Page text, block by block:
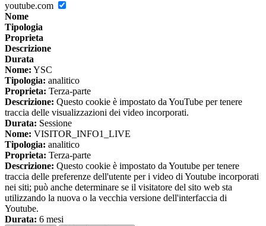
youtube.com
Nome
Tipologia
Proprieta
Descrizione
Durata
Nome: YSC
Tipologia: analitico
Proprieta: Terza-parte
Descrizione: Questo cookie è impostato da YouTube per tenere
traccia delle visualizzazioni dei video incorporati.
Durata: Sessione
Nome: VISITOR_INFO1_LIVE
Tipologia: analitico
Proprieta: Terza-parte
Descrizione: Questo cookie è impostato da Youtube per tenere
traccia delle preferenze dell'utente per i video di Youtube incorporati
nei siti; può anche determinare se il visitatore del sito web sta
utilizzando la nuova o la vecchia versione dell'interfaccia di
Youtube.
Durata: 6 mesi